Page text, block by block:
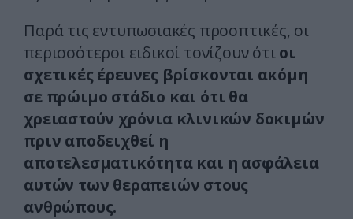
Παρά τις εντυπωσιακές προοπτικές, οι
περισσότεροι ειδικοί τονίζουν ότιοι
σχετικές έρευνες βρίσκονται ακόμη
σε πρώιμο στάδιο και ότι θα
χρειαστούν χρόνια κλινικών δοκιμών
πριν αποδειχθεί η
αποτελεσματικότητα και η ασφάλεια
αυτών των θεραπειών στους
ανθρώπους.